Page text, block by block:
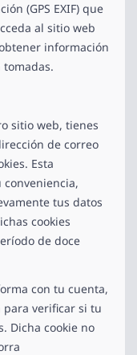
(GPS EXIF) que
al sitio web
información
sitio web, tienes
de correo
Esta
tus datos
cookies
de doce
con tu cuenta,
para verificar si tu
Dicha cookie no